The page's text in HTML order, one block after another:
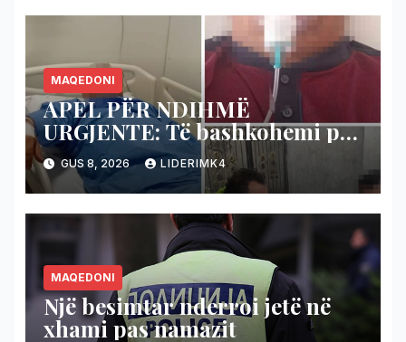
MAQEDONI
APEL PËR NDIHMË
URGJENTE: Të bashkohemi për
shpëtimin e veteranit
kumanovar të dy luftërave
GUS 8, 2026 LIDERIMK4
MAQEDONI
Një besimtar nderroi jetë në
xhami pas namazit